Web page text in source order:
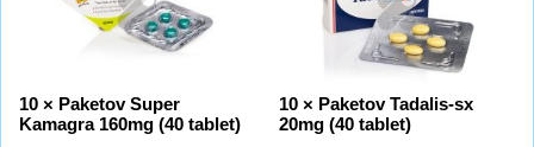
10 × Paketov Super
Kamagra 160mg (40 tablet)
10 × Paketov Tadalis-sx
20mg (40 tablet)